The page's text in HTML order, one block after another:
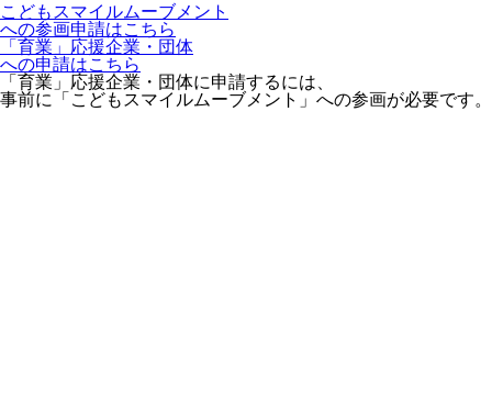
こどもスマイルムーブメント
への参画申請はこちら
「育業」応援企業・団体
への申請はこちら
「育業」応援企業・団体に申請するには、
事前に「こどもスマイルムーブメント」への参画が必要です。